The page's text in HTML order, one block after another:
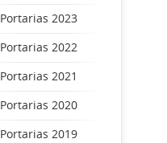
Portarias 2023
Portarias 2022
Portarias 2021
Portarias 2020
Portarias 2019